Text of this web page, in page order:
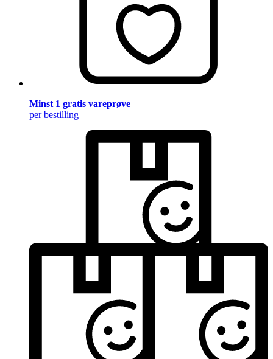
Minst 1 gratis vareprøve
per bestilling